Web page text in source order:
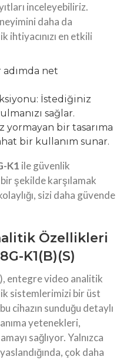
inceleyebiliriz.
daha da
en etkili
adımda net
İstediğiniz
sağlar.
yormayan bir tasarıma
bir kullanım sunar.
K1 ile güvenlik
bir şekilde karşılamak
sizi daha güvende
Özellikleri
K1(B)(S)
entegre video analitik
sistemlerimizi bir üst
cihazın sunduğu detaylı
yetenekleri,
sağlıyor. Yalnızca
çok daha